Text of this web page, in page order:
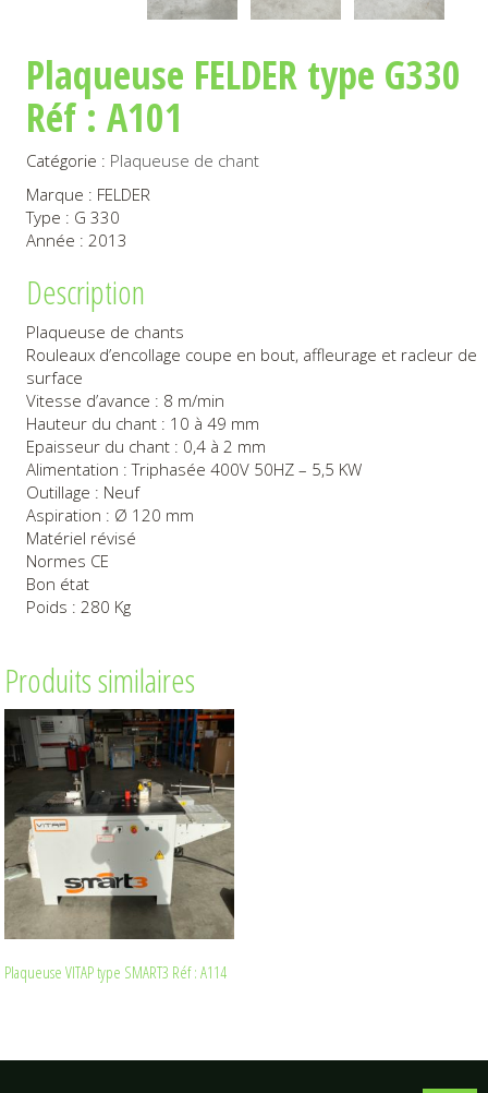
Plaqueuse FELDER type G330
Réf : A101
Catégorie : Plaqueuse de chant
Marque : FELDER
Type : G 330
Année : 2013
Description
Plaqueuse de chants
Rouleaux d’encollage coupe en bout, affleurage et racleur de
surface
Vitesse d’avance : 8 m/min
Hauteur du chant : 10 à 49 mm
Epaisseur du chant : 0,4 à 2 mm
Alimentation : Triphasée 400V 50HZ – 5,5 KW
Outillage : Neuf
Aspiration : Ø 120 mm
Matériel révisé
Normes CE
Bon état
Poids : 280 Kg
Produits similaires
Plaqueuse VITAP type SMART3 Réf : A114